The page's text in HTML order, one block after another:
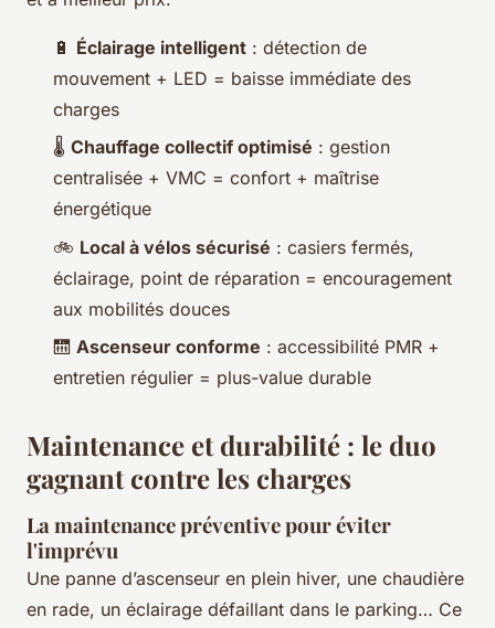
🔋 Éclairage intelligent : détection de
mouvement + LED = baisse immédiate des
charges
🌡️ Chauffage collectif optimisé : gestion
centralisée + VMC = confort + maîtrise
énergétique
🚲 Local à vélos sécurisé : casiers fermés,
éclairage, point de réparation = encouragement
aux mobilités douces
🛗 Ascenseur conforme : accessibilité PMR +
entretien régulier = plus-value durable
Maintenance et durabilité : le duo
gagnant contre les charges
La maintenance préventive pour éviter
l'imprévu
Une panne d’ascenseur en plein hiver, une chaudière
en rade, un éclairage défaillant dans le parking… Ce